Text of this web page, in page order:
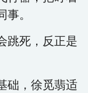
。
跳死，反正是
础，徐觅翡适